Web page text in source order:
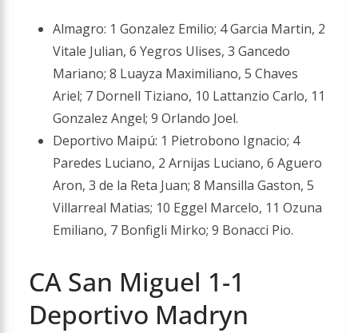
Almagro: 1 Gonzalez Emilio; 4 Garcia Martin, 2
Vitale Julian, 6 Yegros Ulises, 3 Gancedo
Mariano; 8 Luayza Maximiliano, 5 Chaves
Ariel; 7 Dornell Tiziano, 10 Lattanzio Carlo, 11
Gonzalez Angel; 9 Orlando Joel.
Deportivo Maipú: 1 Pietrobono Ignacio; 4
Paredes Luciano, 2 Arnijas Luciano, 6 Aguero
Aron, 3 de la Reta Juan; 8 Mansilla Gaston, 5
Villarreal Matias; 10 Eggel Marcelo, 11 Ozuna
Emiliano, 7 Bonfigli Mirko; 9 Bonacci Pio.
CA San Miguel 1-1
Deportivo Madryn